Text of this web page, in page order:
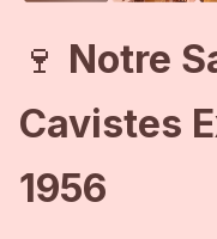
🍷 Notre
Cavistes
1956